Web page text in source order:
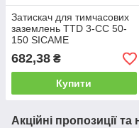
Затискач для тимчасових
заземлень TTD 3-CC 50-
150 SICAME
682,38 ₴
Купити
Акційні пропозиції та